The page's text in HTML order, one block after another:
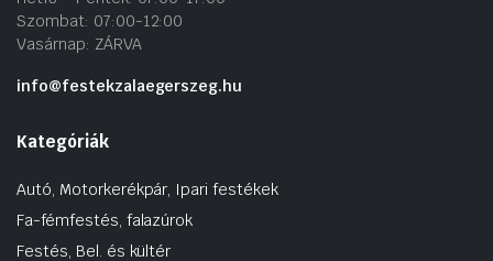
Szombat: 07:00-12:00
Vasárnap: ZÁRVA
info@festekzalaegerszeg.hu
Kategóriák
Autó, Motorkerékpár, Ipari festékek
Fa-fémfestés, falazúrok
Festés, Bel. és kültér